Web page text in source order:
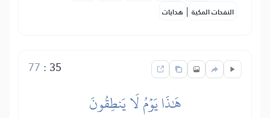
النفحات المكية | هدايات
35
:
77
هَٰذَا يَوۡمُ لَا يَنطِقُونَ